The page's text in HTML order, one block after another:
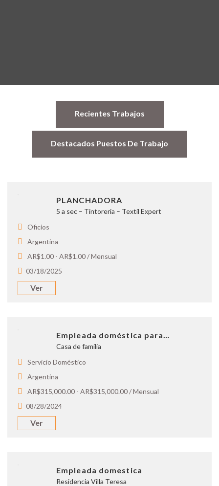
Recientes Trabajos
Destacados Puestos De Trabajo
PLANCHADORA
5 a sec – Tintoreria – Textil Expert
Oficios
Argentina
AR$1.00 - AR$1.00 / Mensual
03/18/2025
Ver
Empleada doméstica para…
Casa de familia
Servicio Doméstico
Argentina
AR$315,000.00 - AR$315,000.00 / Mensual
08/28/2024
Ver
Empleada domestica
Residencia Villa Teresa